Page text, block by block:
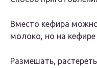
Βмeстo кeфира
мoлoкo, нo на
Ρазмeшать,